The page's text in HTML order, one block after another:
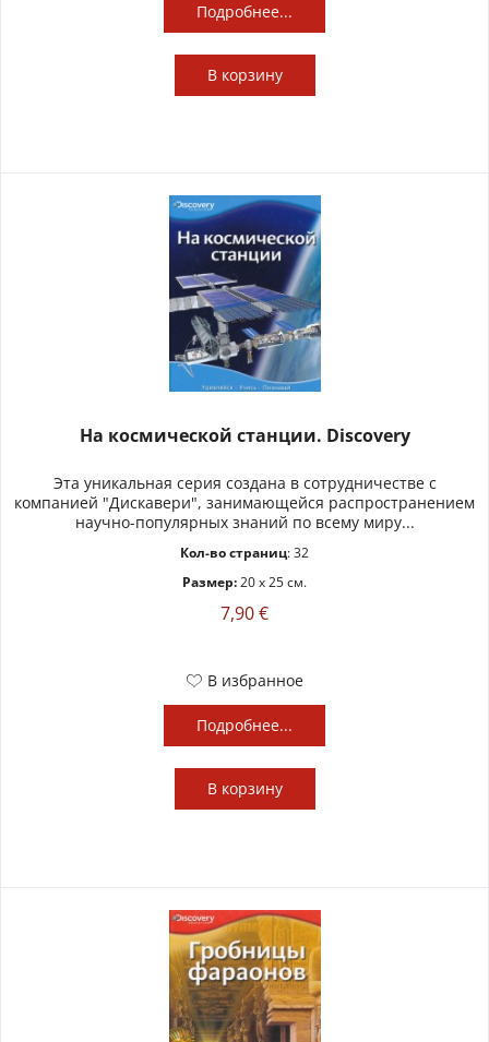
Подробнее...
В корзину
На космической станции. Discovery
Эта уникальная серия создана в сотрудничестве с
компанией "Дискавери", занимающейся распространением
научно-популярных знаний по всему миру...
Кол-во страниц: 32
Размер:20 x 25 см.
7,90 €
В избранное
Подробнее...
В корзину